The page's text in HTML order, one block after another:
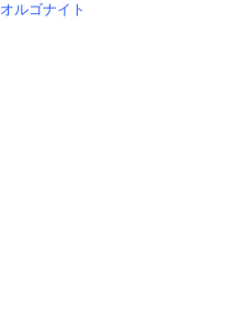
オルゴナイト